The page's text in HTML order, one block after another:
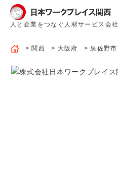
人と企業をつなぐ人材サービス会社
関西 大阪府 泉佐野市